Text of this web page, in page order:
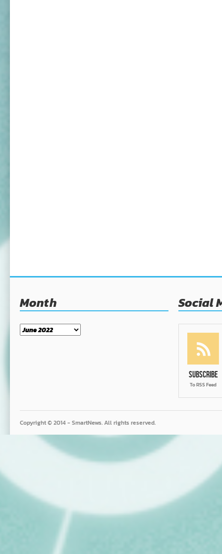
Month
Month
Social
Subscribe
To RSS Feed
Copyright © 2014 - SmartNews. All rights reserved.